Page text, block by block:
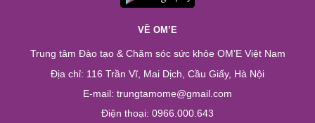
VỀ OM’E
Trung tâm Đào tạo & Chăm sóc sức khỏe OM’E Việt Nam
Địa chỉ: 116 Trần Vĩ, Mai Dịch, Cầu Giấy, Hà Nội
E-mail: trungtamome@gmail.com
Điện thoại: 0966.000.643